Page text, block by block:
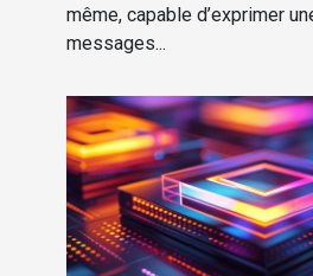
même, capable d’exprimer
messages...